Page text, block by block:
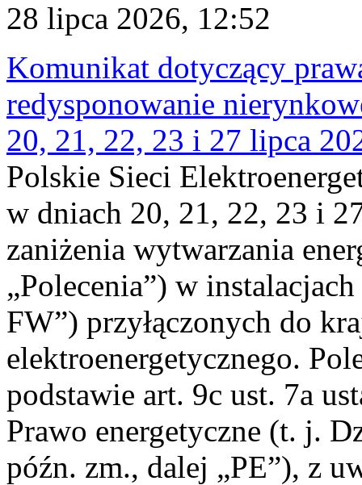
28 lipca 2026, 12:52
Komunikat dotyczący
redysponowanie
20, 21, 22, 23 i 27 lipca
Polskie Sieci
w dniach 20, 21, 22, 23 i
zaniżenia wytwarzania
„Polecenia”) w
FW”) przyłączonych do
elektroenergetycznego.
podstawie art. 9c ust. 7a
Prawo energetyczne (t. j.
późn. zm., dalej „PE”), z